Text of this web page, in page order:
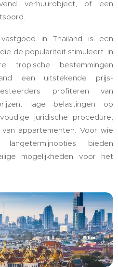
verhuurobject, of een
in Thailand is een
de populariteit stimuleert. In
tropische bestemmingen
een uitstekende prijs-
profiteren van
lage belastingen op
juridische procedure,
appartementen. Voor wie
bieden
mogelijkheden voor het